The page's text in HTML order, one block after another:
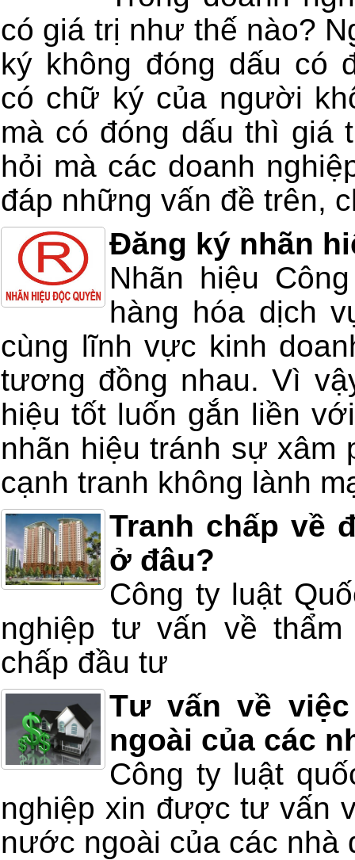
có giá trị như thế nào?
ký không đóng dấu có
có chữ ký của người
mà có đóng dấu thì giá
hỏi mà các doanh
đáp những vấn đề trên,
Đăng ký nhãn
Nhãn hiệu
hàng hóa dịch
cùng lĩnh vực kinh
tương đồng nhau. Vì
hiệu tốt luốn gắn liền
nhãn hiệu tránh sự xâm
cạnh tranh không lành
Tranh chấp về
ở đâu?
Công ty luật
nghiệp tư vấn về
chấp đầu tư
Tư vấn về
ngoài của các
Công ty luật
nghiệp xin được tư vấn
nước ngoài của các nhà